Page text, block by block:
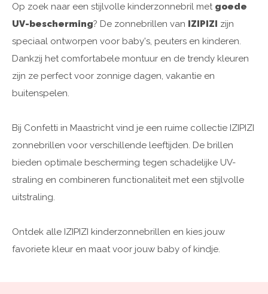
Op zoek naar een stijlvolle kinderzonnebril met goede
UV-bescherming? De zonnebrillen van IZIPIZI zijn
speciaal ontworpen voor baby's, peuters en kinderen.
Dankzij het comfortabele montuur en de trendy kleuren
zijn ze perfect voor zonnige dagen, vakantie en
buitenspelen.
Bij Confetti in Maastricht vind je een ruime collectie IZIPIZI
zonnebrillen voor verschillende leeftijden. De brillen
bieden optimale bescherming tegen schadelijke UV-
straling en combineren functionaliteit met een stijlvolle
uitstraling.
Ontdek alle IZIPIZI kinderzonnebrillen en kies jouw
favoriete kleur en maat voor jouw baby of kindje.